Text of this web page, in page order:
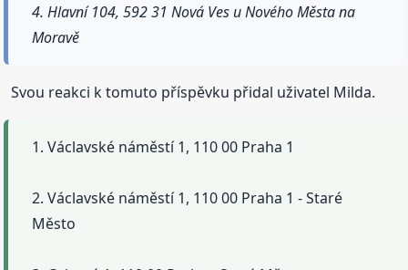
4. Hlavní 104, 592 31 Nová Ves u Nového Města na
Moravě
Svou reakci k tomuto příspěvku přidal uživatel Milda.
1. Václavské náměstí 1, 110 00 Praha 1
2. Václavské náměstí 1, 110 00 Praha 1 - Staré
Město